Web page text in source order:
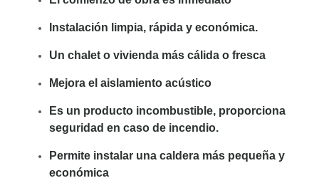
Instalación limpia, rápida y económica.
Un chalet o vivienda más cálida o fresca
Mejora el aislamiento acústico
Es un producto incombustible, proporciona
seguridad en caso de incendio.
Permite instalar una caldera más pequeña y
económica